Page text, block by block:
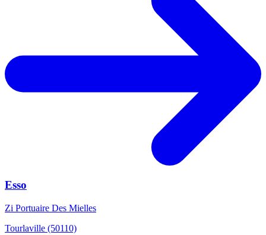
Esso
Zi Portuaire Des Mielles
Tourlaville (50110)